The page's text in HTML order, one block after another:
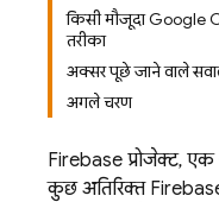
किसी मौजूदा Google
तरीका
अक्सर पूछे जाने वाले
अगले चरण
Firebase प्रोजेक्ट, एक
कुछ अतिरिक्त